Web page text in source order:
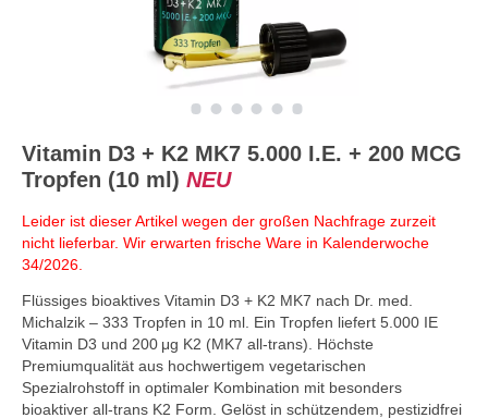
Vitamin D3 + K2 MK7 5.000 I.E. + 200 MCG
Tropfen (10 ml) NEU
Leider ist dieser Artikel wegen der großen Nachfrage zurzeit
nicht lieferbar. Wir erwarten frische Ware in Kalenderwoche
34/2026.
Flüssiges bioaktives Vitamin D3 + K2 MK7 nach Dr. med.
Michalzik – 333 Tropfen in 10 ml. Ein Tropfen liefert 5.000 IE
Vitamin D3 und 200 μg K2 (MK7 all-trans). Höchste
Premiumqualität aus hochwertigem vegetarischen
Spezialrohstoff in optimaler Kombination mit besonders
bioaktiver all-trans K2 Form. Gelöst in schützendem, pestizidfrei